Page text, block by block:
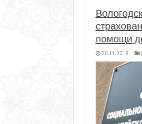
помощи
26.11.2018